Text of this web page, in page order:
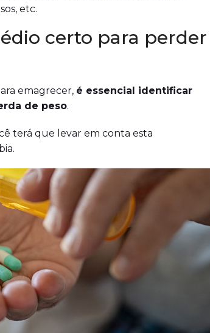
etc.
certo para perder
emagrecer, é essencial identificar
de peso.
terá que levar em conta esta